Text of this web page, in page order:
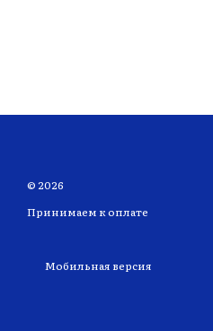
© 2026
Принимаем к оплате
Мобильная версия